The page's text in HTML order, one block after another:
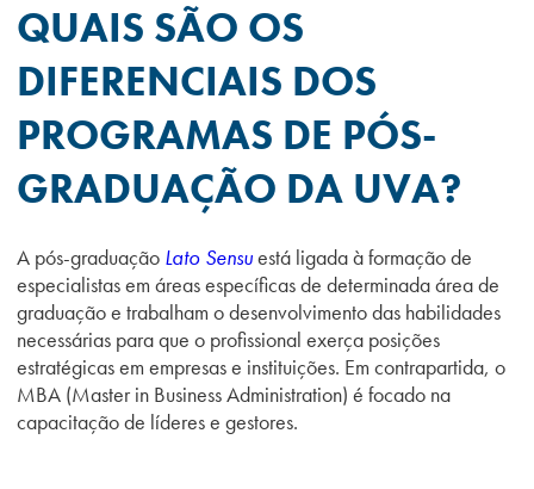
QUAIS SÃO OS
DIFERENCIAIS DOS
PROGRAMAS DE PÓS-
GRADUAÇÃO DA UVA?
A pós-graduação Lato Sensuestá ligada à formação de
especialistas em áreas específicas de determinada área de
graduação e trabalham o desenvolvimento das habilidades
necessárias para que o profissional exerça posições
estratégicas em empresas e instituições. Em contrapartida, o
MBA (Master in Business Administration) é focado na
capacitação de líderes e gestores.